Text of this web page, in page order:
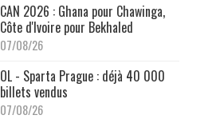
CAN 2026 : Ghana pour Chawinga,
Côte d'Ivoire pour Bekhaled
07/08/26
OL - Sparta Prague : déjà 40 000
billets vendus
07/08/26